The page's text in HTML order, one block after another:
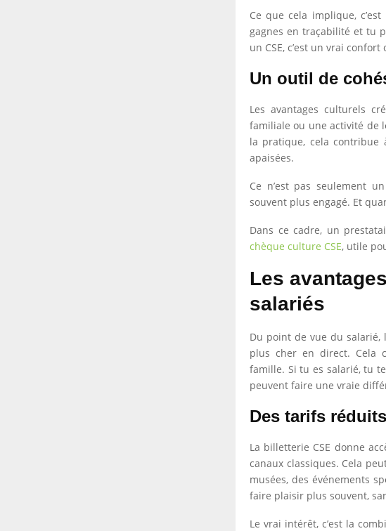
Ce que cela implique,
gagnes en traçabilité et tu
un CSE, c’est un vrai
Un outil de
Les avantages culturels
familiale ou une activité de
la pratique, cela
apaisées.
Ce n’est pas seulement
souvent plus engagé. Et
Dans ce cadre, un
chèque culture CSE, utile
Les
salariés
Du point de vue du salarié,
plus cher en direct. Cela
famille. Si tu es salarié, tu
peuvent faire une vraie
Des tarifs
La billetterie CSE donne
canaux classiques. Cela
musées, des événements
faire plaisir plus souvent,
Le vrai intérêt, c’est la